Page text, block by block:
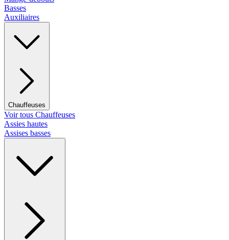
Basses
Auxiliaires
Chauffeuses
Voir tous Chauffeuses
Assies hautes
Assises basses